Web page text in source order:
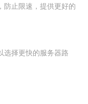
防止限速，提供更好的
选择更快的服务器路